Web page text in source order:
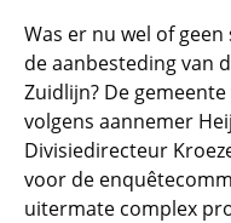
Was er nu wel of
de aanbesteding van
Zuidlijn? De
volgens aannemer
Divisiedirecteur
voor de
uitermate complex